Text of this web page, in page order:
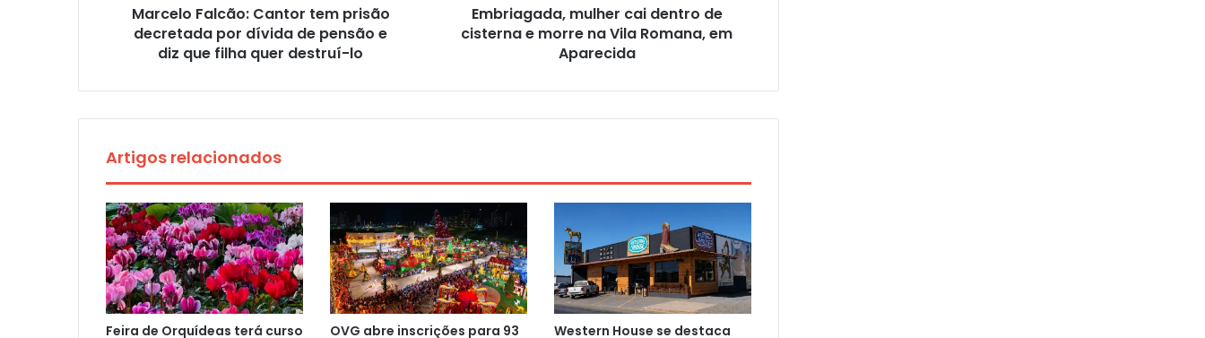
Marcelo Falcão: Cantor tem prisão
decretada por dívida de pensão e
diz que filha quer destruí-lo
Embriagada, mulher cai dentro de
cisterna e morre na Vila Romana, em
Aparecida
Artigos relacionados
Feira de Orquídeas terá curso OVG abre inscrições para 93 Western House se destaca